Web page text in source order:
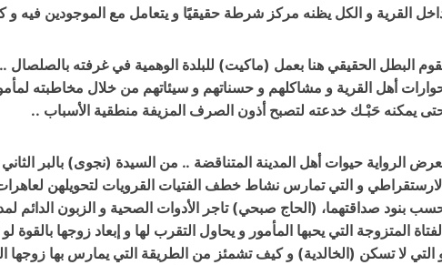
القرية و الكل يظنه مركز شرطة حقيقيًا و يتعامل مع الموجودين فيه و
البطل الحقيقي هنا بعمل (ماكيت) للبلدة الوهمية في غرفته بالصلصال ..
أهل القرية و مشاكلهم و حسناتهم و سيئاتهم من خلال مخاطبته
يمكنه حَبْـك خدعته لتصبح أذون الصرف المزيفة منطقية الأسباب ..
الرواية حيوات أهل المدينة المتناقضة .. من السيدة (نجوى) بالبر
و التي تمارس نشاط خطف الفتيات القرويات لتحويلهن
بنود صداقتهما، (الحاج صبحي) تاجر الأدوات الصحية و الزبون
المتزوجة التي يحبها المأمور و يحاول التقرب لها و إبعاد زوجها بالقوة
التي لا تسكن (الخالدية) و كيف تشمئز من الطريقة التي يمارس بها زوجها